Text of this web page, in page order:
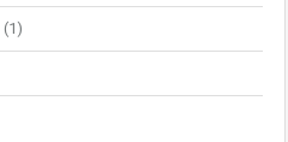
(1)